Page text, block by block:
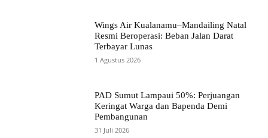
Wings Air Kualanamu–Mandailing Natal
Resmi Beroperasi: Beban Jalan Darat
Terbayar Lunas
1 Agustus 2026
PAD Sumut Lampaui 50%: Perjuangan
Keringat Warga dan Bapenda Demi
Pembangunan
31 Juli 2026